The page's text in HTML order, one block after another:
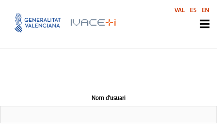
Nom d'usuari
VAL ES EN